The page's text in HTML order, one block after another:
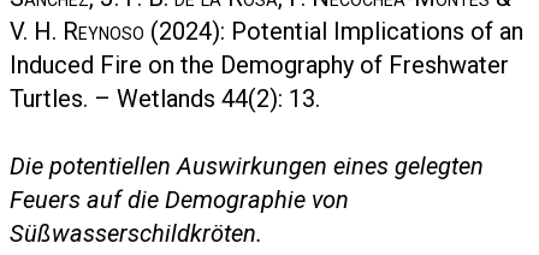
V. H. Reynoso (2024): Potential Implications of an
Induced Fire on the Demography of Freshwater
Turtles. – Wetlands 44(2): 13.
Die potentiellen Auswirkungen eines gelegten
Feuers auf die Demographie von
Süßwasserschildkröten.